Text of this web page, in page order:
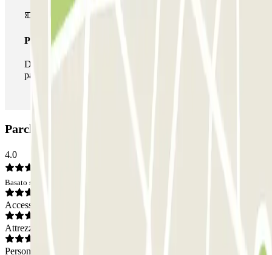
Pass illlimitato
Durante il tuo soggiorno potrai entrare e uscire dal
parcheggio tutte le volte che vorrai.
Parcheggio Parkbee Hettenheuvelweg: Opinioni
4.0
Basato su 4 opinioni
Accesso
Attrezzatura
Personale